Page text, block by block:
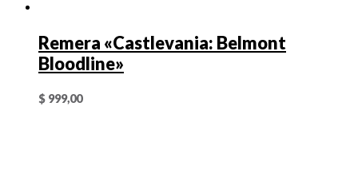
Remera «Castlevania: Belmont
Bloodline»
$ 999,00